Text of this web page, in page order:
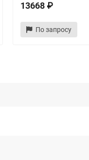
13668 ₽
По запросу